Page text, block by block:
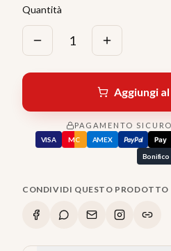
Quantità
1
Aggiungi
PAGAMENTO
VISA MC AMEX PayPal Pay
Bonifico
CONDIVIDI QUESTO PRODOTTO